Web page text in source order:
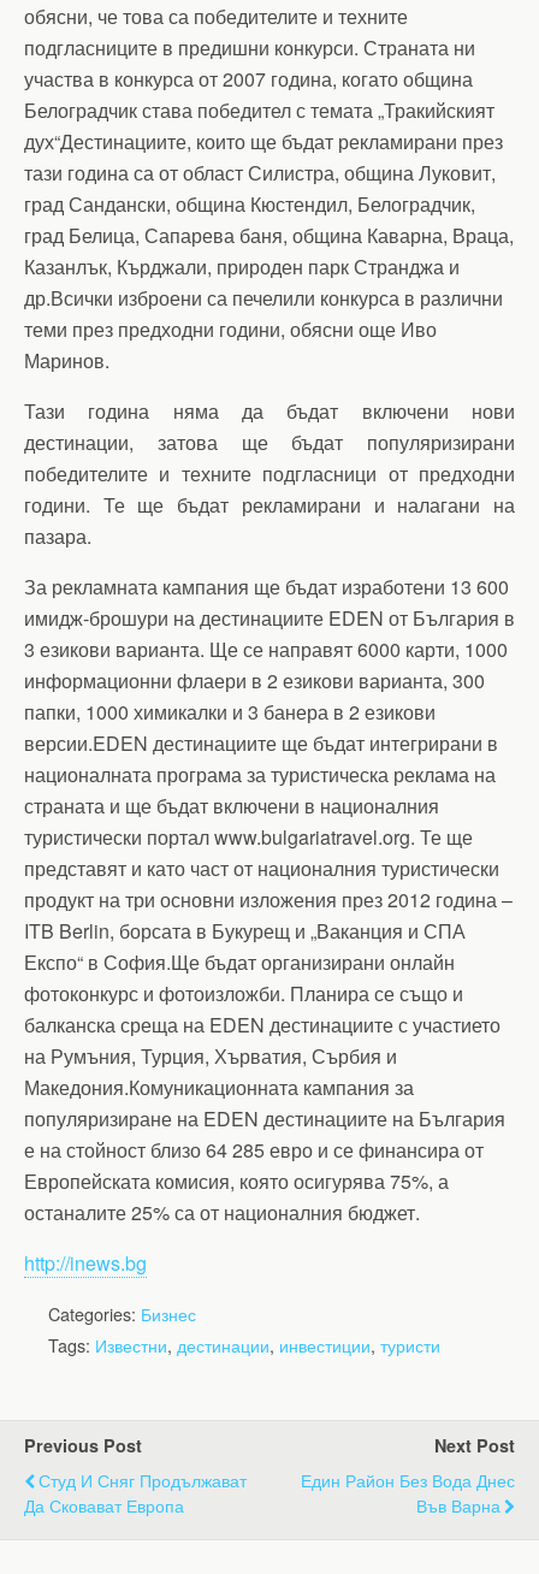
обясни, че това са победителите и техните
подгласниците в предишни конкурси. Страната ни
участва в конкурса от 2007 година, когато община
Белоградчик става победител с темата „Тракийският
дух“Дестинациите, които ще бъдат рекламирани през
тази година са от област Силистра, община Луковит,
град Сандански, община Кюстендил, Белоградчик,
град Белица, Сапарева баня, община Каварна, Враца,
Казанлък, Кърджали, природен парк Странджа и
др.Всички изброени са печелили конкурса в различни
теми през предходни години, обясни още Иво
Маринов.
Тази година няма да бъдат включени нови
дестинации, затова ще бъдат популяризирани
победителите и техните подгласници от предходни
години. Те ще бъдат рекламирани и налагани на
пазара.
За рекламната кампания ще бъдат изработени 13 600
имидж-брошури на дестинациите EDEN от България в
3 езикови варианта. Ще се направят 6000 карти, 1000
информационни флаери в 2 езикови варианта, 300
папки, 1000 химикалки и 3 банера в 2 езикови
версии.EDEN дестинациите ще бъдат интегрирани в
националната програма за туристическа реклама на
страната и ще бъдат включени в националния
туристически портал www.bulgariatravel.org. Те ще
представят и като част от националния туристически
продукт на три основни изложения през 2012 година –
ITB Berlin, борсата в Букурещ и „Ваканция и СПА
Експо“ в София.Ще бъдат организирани онлайн
фотоконкурс и фотоизложби. Планира се също и
балканска среща на EDEN дестинациите с участието
на Румъния, Турция, Хърватия, Сърбия и
Македония.Комуникационната кампания за
популяризиране на EDEN дестинациите на България
е на стойност близо 64 285 евро и се финансира от
Европейската комисия, която осигурява 75%, а
останалите 25% са от националния бюджет.
http://inews.bg
Categories: Бизнес
Tags: Известни, дестинации, инвестиции, туристи
Previous Post
Студ И Сняг Продължават
Да Сковават Европа
Next Post
Един Район Без Вода Днес
Във Варна